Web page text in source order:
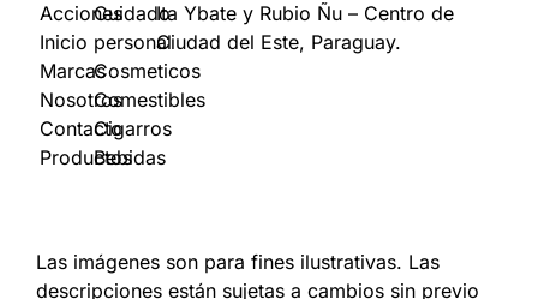
Acciones
Inicio
Marcas
Nosotros
Contacto
Productos
Cuidado
personal
Cosmeticos
Comestibles
Cigarros
Bebidas
Ita Ybate y Rubio Ñu – Centro de
Ciudad del Este, Paraguay.
Las imágenes son para fines ilustrativas. Las
descripciones están sujetas a cambios sin previo